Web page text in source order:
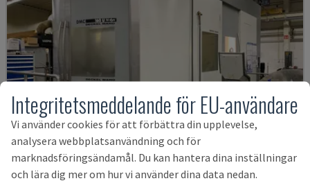
Integritetsmeddelande för EU-användare
Vi använder cookies för att förbättra din upplevelse,
analysera webbplatsanvändning och för
marknadsföringsändamål. Du kan hantera dina inställningar
och lära dig mer om hur vi använder dina data nedan.